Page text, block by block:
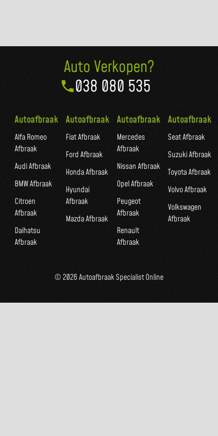
Auto Verkopen?
038 080 535
Autoafbraak
Alfa Romeo
Afbraak
Audi Afbraak
BMW Afbraak
Citroen
Afbraak
Daihatsu
Afbraak
Autoafbraak
Fiat Afbraak
Ford Afbraak
Honda Afbraak
Hyundai
Afbraak
Mazda Afbraak
Autoafbraak
Mercedes
Afbraak
Nissan Afbraak
Opel Afbraak
Peugeot
Afbraak
Renault
Afbraak
Autoafbraak
Seat Afbraak
Suzuki Afbraak
Toyota Afbraak
Volvo Afbraak
Volkswagen
Afbraak
© 2026 Autoafbraak Specialist Online